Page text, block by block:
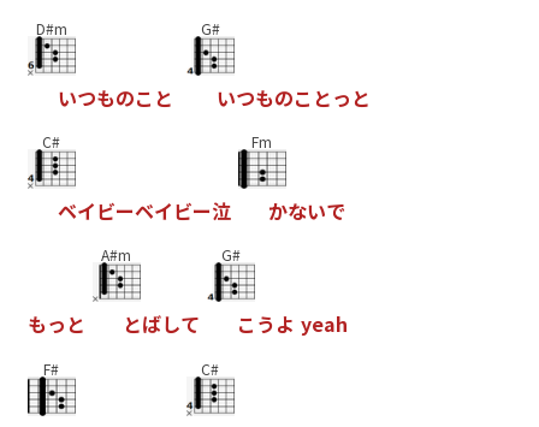
D#m
いつものこ と
G#
いつものこ とっ と
C#
ベイビーベイビー泣
Fm
かないで
もっ と
A#m
とばして
G#
こ う よ yeah
F# C#